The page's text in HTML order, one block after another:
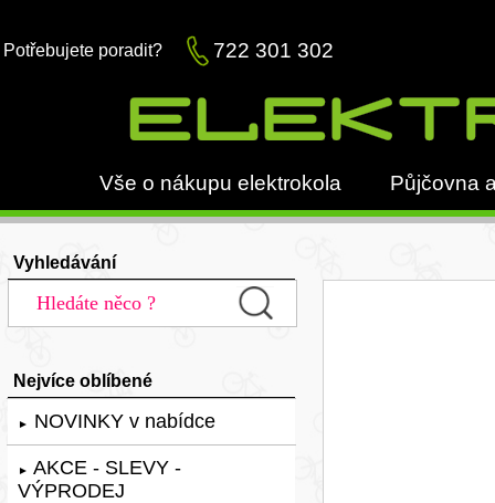
Potřebujete poradit? 722 301 302
Vše o nákupu elektrokola Půjčovna
Vyhledávání
Nejvíce oblíbené
► NOVINKY v nabídce
► AKCE - SLEVY -
VÝPRODEJ